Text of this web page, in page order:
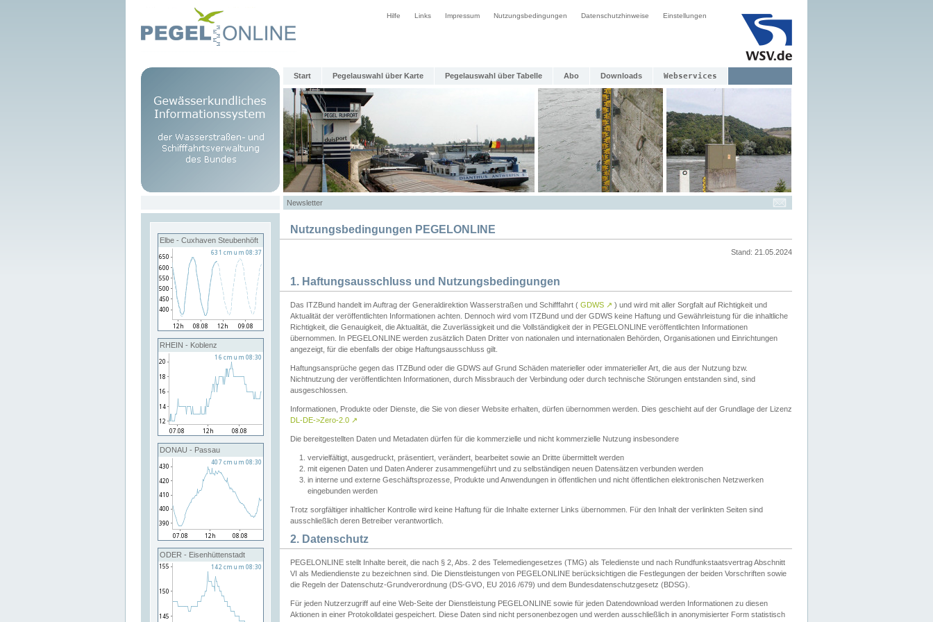
Hilfe Links Impressum Nutzungsbedingungen Datenschutzhinweise Einstellungen
Start Pegelauswahl über Karte Pegelauswahl über Tabelle Abo Downloads Webservices
Newsletter
Elbe - Cuxhaven Steubenhöft
RHEIN - Koblenz
DONAU - Passau
ODER - Eisenhüttenstadt
Nutzungsbedingungen PEGELONLINE
Stand: 21.05.2024
1. Haftungsausschluss und Nutzungsbedingungen
Das ITZBund handelt im Auftrag der Generaldirektion Wasserstraßen und Schifffahrt ( GDWS ↗ ) und wird mit aller Sorgfalt auf Richtigkeit und
Aktualität der veröffentlichten Informationen achten. Dennoch wird vom ITZBund und der GDWS keine Haftung und Gewährleistung für die inhaltliche
Richtigkeit, die Genauigkeit, die Aktualität, die Zuverlässigkeit und die Vollständigkeit der in PEGELONLINE veröffentlichten Informationen
übernommen. In PEGELONLINE werden zusätzlich Daten Dritter von nationalen und internationalen Behörden, Organisationen und Einrichtungen
angezeigt, für die ebenfalls der obige Haftungsausschluss gilt.
Haftungsansprüche gegen das ITZBund oder die GDWS auf Grund Schäden materieller oder immaterieller Art, die aus der Nutzung bzw.
Nichtnutzung der veröffentlichten Informationen, durch Missbrauch der Verbindung oder durch technische Störungen entstanden sind, sind
ausgeschlossen.
Informationen, Produkte oder Dienste, die Sie von dieser Website erhalten, dürfen übernommen werden. Dies geschieht auf der Grundlage der Lizenz
DL-DE->Zero-2.0 ↗
Die bereitgestellten Daten und Metadaten dürfen für die kommerzielle und nicht kommerzielle Nutzung insbesondere
vervielfältigt, ausgedruckt, präsentiert, verändert, bearbeitet sowie an Dritte übermittelt werden
mit eigenen Daten und Daten Anderer zusammengeführt und zu selbständigen neuen Datensätzen verbunden werden
in interne und externe Geschäftsprozesse, Produkte und Anwendungen in öffentlichen und nicht öffentlichen elektronischen Netzwerken
eingebunden werden
Trotz sorgfältiger inhaltlicher Kontrolle wird keine Haftung für die Inhalte externer Links übernommen. Für den Inhalt der verlinkten Seiten sind
ausschließlich deren Betreiber verantwortlich.
2. Datenschutz
PEGELONLINE stellt Inhalte bereit, die nach § 2, Abs. 2 des Telemediengesetzes (TMG) als Teledienste und nach Rundfunkstaatsvertrag Abschnitt
VI als Mediendienste zu bezeichnen sind. Die Dienstleistungen von PEGELONLINE berücksichtigen die Festlegungen der beiden Vorschriften sowie
die Regeln der Datenschutz-Grundverordnung (DS-GVO, EU 2016 /679) und dem Bundesdatenschutzgesetz (BDSG).
Für jeden Nutzerzugriff auf eine Web-Seite der Dienstleistung PEGELONLINE sowie für jeden Datendownload werden Informationen zu diesen
Aktionen in einer Protokolldatei gespeichert. Diese Daten sind nicht personenbezogen und werden ausschließlich in anonymisierter Form statistisch